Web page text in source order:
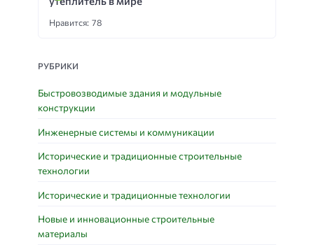
Нравится: 78
РУБРИКИ
Быстровозводимые здания и модульные
конструкции
Инженерные системы и коммуникации
Исторические и традиционные строительные
технологии
Исторические и традиционные технологии
Новые и инновационные строительные
материалы